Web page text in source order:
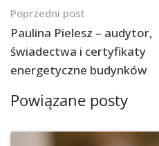
Nawigacja
po
postach
Poprzedni post
Paulina Pielesz – audytor,
świadectwa i certyfikaty
energetyczne budynków
Powiązane posty